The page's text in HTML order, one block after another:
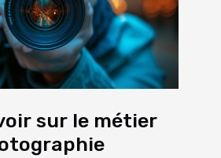
sur le métier